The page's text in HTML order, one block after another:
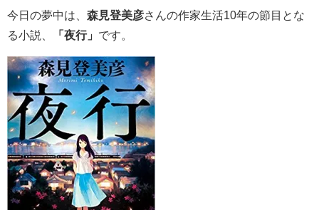
今日の夢中は、 森見登美彦さんの作家生活10年の節目とな
る小説、
「夜行」 です。